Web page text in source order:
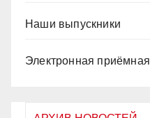
Наши выпускники
Электронная приёмная